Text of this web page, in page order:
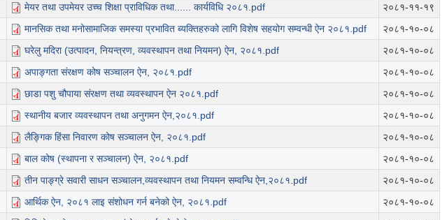
मेयर तथा उपमेयर उच्च शिक्षा प्राविधिक तथा...... कार्यविधि २०८१.pdf
२०८१-११-१९
मानसिक तथा मनोसामाजिक समस्या प्रभावित ब्यक्तिहरुको लागि विशेष सहयोग सम्वन्धी ऐन २०८१.pdf
२०८१-१०-०८
घरेलु मदिरा (उत्पादन, नियन्त्रण, व्यवस्थापन तथा नियमन) ऐन, २०८१.pdf
२०८१-१०-०८
अपाङ्गता संरक्षण कोष सञ्चालन ऐन, २०८१.pdf
२०८१-१०-०८
छाडा पशु चौपाया संरक्षण तथा व्यवस्थापन ऐन २०८१.pdf
२०८१-१०-०८
स्थानीय बजार व्यवस्थापन तथा अनुगमन ऐन,२०८१.pdf
२०८१-१०-०८
लैङ्गिक हिंसा निवारण कोष सञ्चालन ऐन, २०८१.pdf
२०८१-१०-०८
बाल कोष (स्थापना र सञ्चालन) ऐन, २०८१.pdf
२०८१-१०-०८
तीन पाङ्ग्रे सवारी साधन सञ्चालन,व्यवस्थापन तथा नियमन सम्वन्धि ऐन,२०८१.pdf
२०८१-१०-०८
आर्थिक ऐन, २०८१ लाइ संशोधन गर्न बनेको ऐन, २०८१.pdf
२०८१-१०-०८